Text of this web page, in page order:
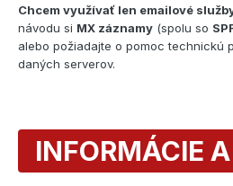
Chcem využívať len emailové
návodu si MX záznamy (spolu so
alebo požiadajte o pomoc technickú
daných serverov.
INFORMÁCIE